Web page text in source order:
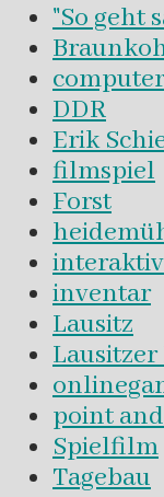
"So geht
DDR
Erik
filmspiel
Forst
interaktiv
inventar
Lausitz
point
Spielfilm
Tagebau